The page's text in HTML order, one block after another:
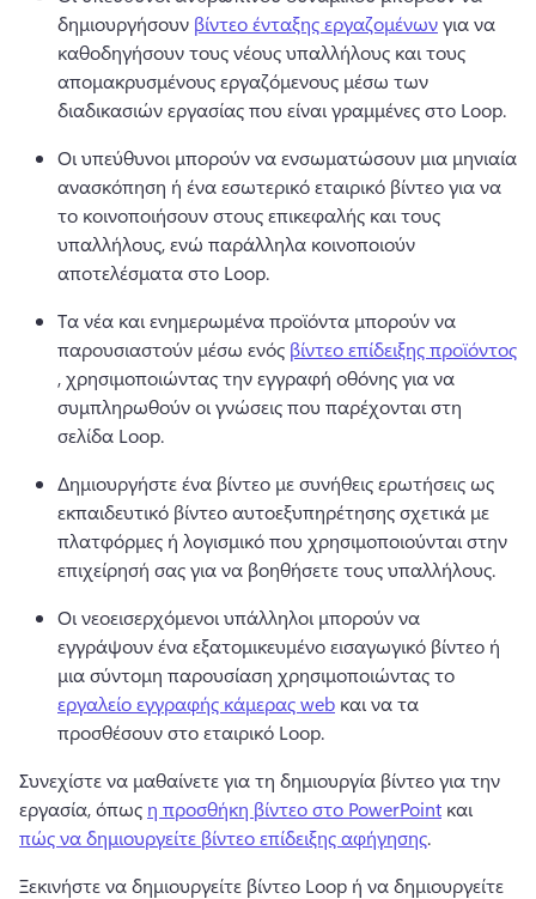
δημιουργήσουν βίντεο ένταξης εργαζομένων για να
καθοδηγήσουν τους νέους υπαλλήλους και τους
απομακρυσμένους εργαζόμενους μέσω των
διαδικασιών εργασίας που είναι γραμμένες στο Loop.
Οι υπεύθυνοι μπορούν να ενσωματώσουν μια μηνιαία
ανασκόπηση ή ένα εσωτερικό εταιρικό βίντεο για να
το κοινοποιήσουν στους επικεφαλής και τους
υπαλλήλους, ενώ παράλληλα κοινοποιούν
αποτελέσματα στο Loop.
Τα νέα και ενημερωμένα προϊόντα μπορούν να
παρουσιαστούν μέσω ενός βίντεο επίδειξης προϊόντος
, χρησιμοποιώντας την εγγραφή οθόνης για να
συμπληρωθούν οι γνώσεις που παρέχονται στη
σελίδα Loop.
Δημιουργήστε ένα βίντεο με συνήθεις ερωτήσεις ως
εκπαιδευτικό βίντεο αυτοεξυπηρέτησης σχετικά με
πλατφόρμες ή λογισμικό που χρησιμοποιούνται στην
επιχείρησή σας για να βοηθήσετε τους υπαλλήλους.
Οι νεοεισερχόμενοι υπάλληλοι μπορούν να
εγγράψουν ένα εξατομικευμένο εισαγωγικό βίντεο ή
μια σύντομη παρουσίαση χρησιμοποιώντας το
εργαλείο εγγραφής κάμερας web και να τα
προσθέσουν στο εταιρικό Loop.
Συνεχίστε να μαθαίνετε για τη δημιουργία βίντεο για την
εργασία, όπως η προσθήκη βίντεο στο PowerPoint και
πώς να δημιουργείτε βίντεο επίδειξης αφήγησης.
Ξεκινήστε να δημιουργείτε βίντεο Loop ή να δημιουργείτε